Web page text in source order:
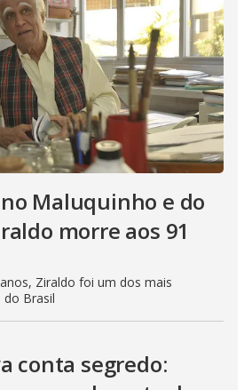
Maluquinho e do
morre aos 91
Ziraldo foi um dos mais
Brasil
conta segredo: